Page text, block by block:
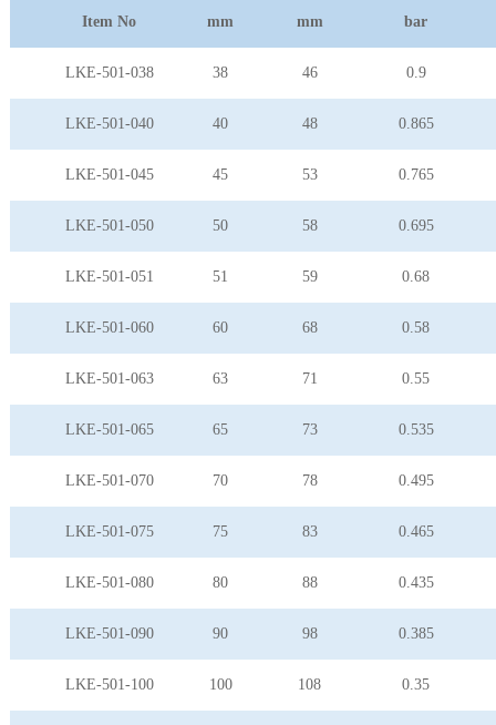
Item No
mm
mm
bar
LKE-501-038 38 46 0.9
LKE-501-040 40 48 0.865
LKE-501-045 45 53 0.765
LKE-501-050 50 58 0.695
LKE-501-051 51 59 0.68
LKE-501-060 60 68 0.58
LKE-501-063 63 71 0.55
LKE-501-065 65 73 0.535
LKE-501-070 70 78 0.495
LKE-501-075 75 83 0.465
LKE-501-080 80 88 0.435
LKE-501-090 90 98 0.385
LKE-501-100 100 108 0.35